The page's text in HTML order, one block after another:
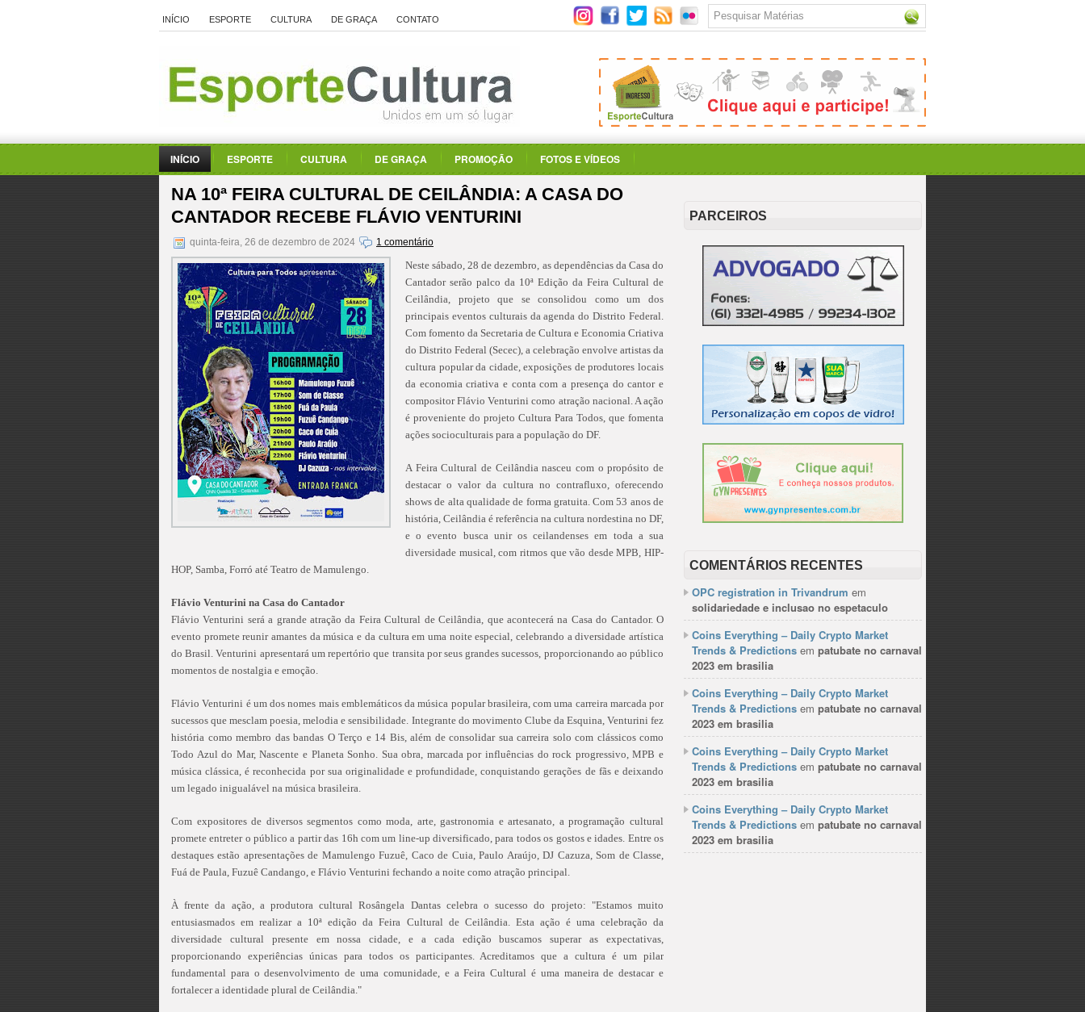
INÍCIO ESPORTE CULTURA DE GRAÇA CONTATO
INÍCIO ESPORTE CULTURA DE GRAÇA PROMOÇÃO FOTOS E VÍDEOS
NA 10ª FEIRA CULTURAL DE CEILÂNDIA: A CASA DO
CANTADOR RECEBE FLÁVIO VENTURINI
quinta-feira, 26 de dezembro de 2024 1 comentário
Neste sábado, 28 de dezembro, as dependências da Casa do
Cantador serão palco da 10ª Edição da Feira Cultural de
Ceilândia, projeto que se consolidou como um dos
principais eventos culturais da agenda do Distrito Federal.
Com fomento da Secretaria de Cultura e Economia Criativa
do Distrito Federal (Secec), a celebração envolve artistas da
cultura popular da cidade, exposições de produtores locais
da economia criativa e conta com a presença do cantor e
compositor Flávio Venturini como atração nacional. A ação
é proveniente do projeto Cultura Para Todos, que fomenta
ações socioculturais para a população do DF.
A Feira Cultural de Ceilândia nasceu com o propósito de
destacar o valor da cultura no contrafluxo, oferecendo
shows de alta qualidade de forma gratuita. Com 53 anos de
história, Ceilândia é referência na cultura nordestina no DF,
e o evento busca unir os ceilandenses em toda a sua
diversidade musical, com ritmos que vão desde MPB, HIP-
HOP, Samba, Forró até Teatro de Mamulengo.
Flávio Venturini na Casa do Cantador
Flávio Venturini será a grande atração da Feira Cultural de Ceilândia, que acontecerá na Casa do Cantador. O
evento promete reunir amantes da música e da cultura em uma noite especial, celebrando a diversidade artística
do Brasil. Venturini apresentará um repertório que transita por seus grandes sucessos, proporcionando ao público
momentos de nostalgia e emoção.
Flávio Venturini é um dos nomes mais emblemáticos da música popular brasileira, com uma carreira marcada por
sucessos que mesclam poesia, melodia e sensibilidade. Integrante do movimento Clube da Esquina, Venturini fez
história como membro das bandas O Terço e 14 Bis, além de consolidar sua carreira solo com clássicos como
Todo Azul do Mar, Nascente e Planeta Sonho. Sua obra, marcada por influências do rock progressivo, MPB e
música clássica, é reconhecida por sua originalidade e profundidade, conquistando gerações de fãs e deixando
um legado inigualável na música brasileira.
Com expositores de diversos segmentos como moda, arte, gastronomia e artesanato, a programação cultural
promete entreter o público a partir das 16h com um line-up diversificado, para todos os gostos e idades. Entre os
destaques estão apresentações de Mamulengo Fuzuê, Caco de Cuia, Paulo Araújo, DJ Cazuza, Som de Classe,
Fuá de Paula, Fuzuê Candango, e Flávio Venturini fechando a noite como atração principal.
À frente da ação, a produtora cultural Rosângela Dantas celebra o sucesso do projeto: "Estamos muito
entusiasmados em realizar a 10ª edição da Feira Cultural de Ceilândia. Esta ação é uma celebração da
diversidade cultural presente em nossa cidade, e a cada edição buscamos superar as expectativas,
proporcionando experiências únicas para todos os participantes. Acreditamos que a cultura é um pilar
fundamental para o desenvolvimento de uma comunidade, e a Feira Cultural é uma maneira de destacar e
fortalecer a identidade plural de Ceilândia."
PARCEIROS
COMENTÁRIOS RECENTES
OPC registration in Trivandrum em
solidariedade e inclusao no espetaculo
Coins Everything – Daily Crypto Market
Trends & Predictions em patubate no carnaval
2023 em brasilia
Coins Everything – Daily Crypto Market
Trends & Predictions em patubate no carnaval
2023 em brasilia
Coins Everything – Daily Crypto Market
Trends & Predictions em patubate no carnaval
2023 em brasilia
Coins Everything – Daily Crypto Market
Trends & Predictions em patubate no carnaval
2023 em brasilia